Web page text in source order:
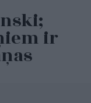
ir